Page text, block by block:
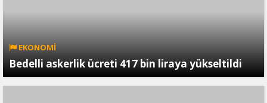
EKONOMİ
Bedelli askerlik ücreti 417 bin liraya yükseltildi